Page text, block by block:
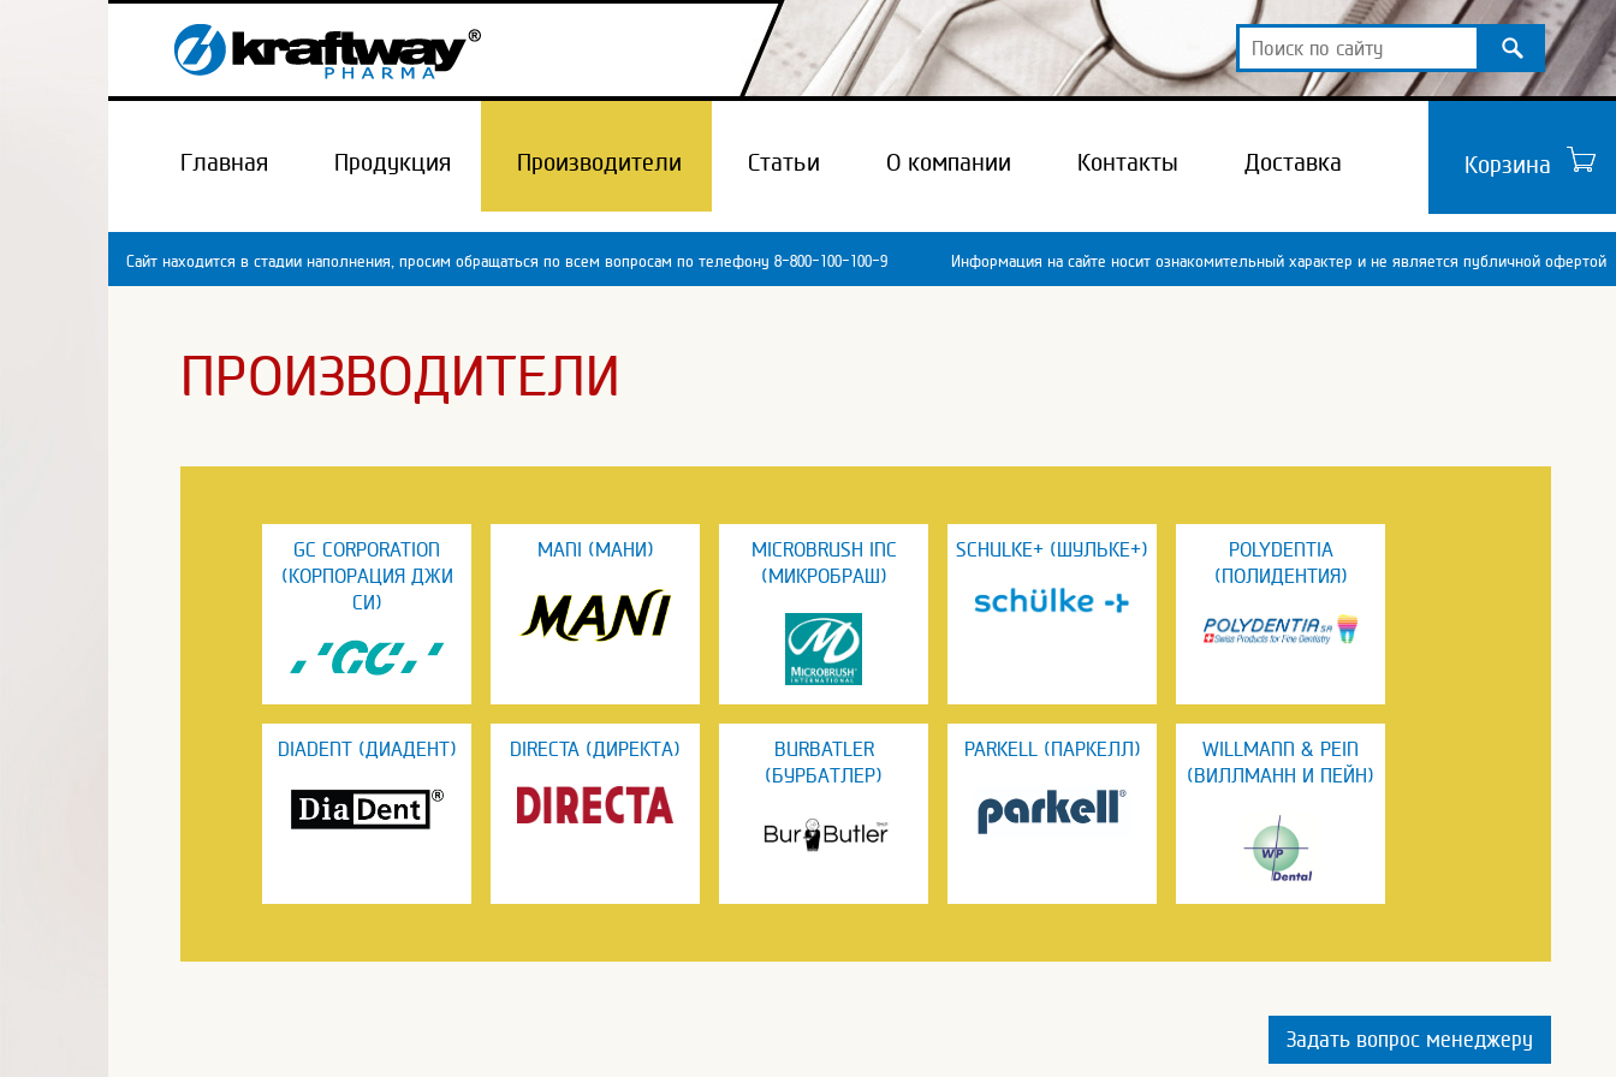
Главная Продукция Производители Статьи О компании Контакты Доставка Корзина
Сайт находится в стадии наполнения, просим обращаться по всем вопросам по телефону 8-800-100-100-9 Информация на сайте носит ознакомительный характер и не является публичной офертой
ПРОИЗВОДИТЕЛИ
GC CORPORATION
(КОРПОРАЦИЯ ДЖИ
СИ)
MANI (МАНИ)
MICROBRUSH INC
(МИКРОБРАШ)
SCHULKE+ (ШУЛЬКЕ+)
POLYDENTIA
(ПОЛИДЕНТИЯ)
DIADENT (ДИАДЕНТ) DIRECTA (ДИРЕКТА)
BURBATLER
(БУРБАТЛЕР)
PARKELL (ПАРКЕЛЛ)
WILLMANN & PEIN
(ВИЛЛМАНН И ПЕЙН)
Задать вопрос менеджеру